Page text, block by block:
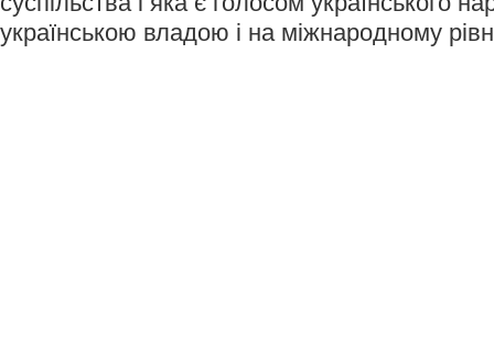
українською владою і на міжнародному